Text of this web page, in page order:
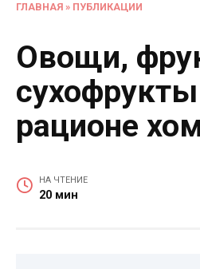
ГЛАВНАЯ » ПУБЛИКАЦИИ
Овощи,
рационе
НА ЧТЕНИЕ
20 мин